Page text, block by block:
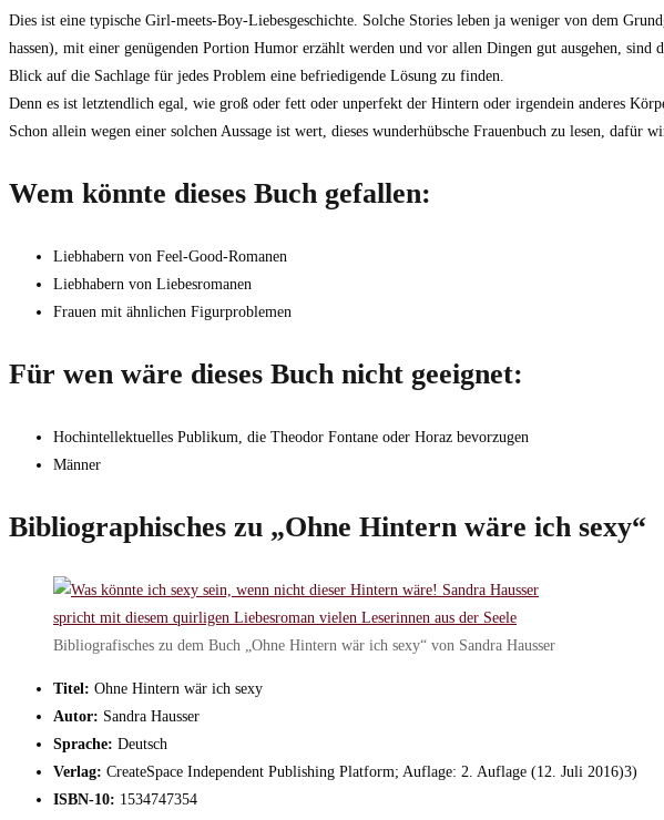
Dies ist eine typische Girl-meets-Boy-Liebesgeschichte. Solche Stories leben ja weniger von dem
hassen), mit einer genügenden Portion Humor erzählt werden und vor allen Dingen gut ausgehen,
Blick auf die Sachlage für jedes Problem eine befriedigende Lösung zu finden.
Denn es ist letztendlich egal, wie groß oder fett oder unperfekt der Hintern oder irgendein anderes
Schon allein wegen einer solchen Aussage ist wert, dieses wunderhübsche Frauenbuch zu lesen,
Wem könnte dieses Buch gefallen:
Liebhabern von Feel-Good-Romanen
Liebhabern von Liebesromanen
Frauen mit ähnlichen Figurproblemen
Für wen wäre dieses Buch nicht geeignet:
Hochintellektuelles Publikum, die Theodor Fontane oder Horaz bevorzugen
Männer
Bibliographisches zu „Ohne Hintern wäre ich sexy“
Bibliografisches zu dem Buch „Ohne Hintern wär ich sexy“ von Sandra Hausser
Titel: Ohne Hintern wär ich sexy
Autor: Sandra Hausser
Sprache: Deutsch
Verlag: CreateSpace Independent Publishing Platform; Auflage: 2. Auflage (12. Juli 2016)3)
ISBN-10: 1534747354